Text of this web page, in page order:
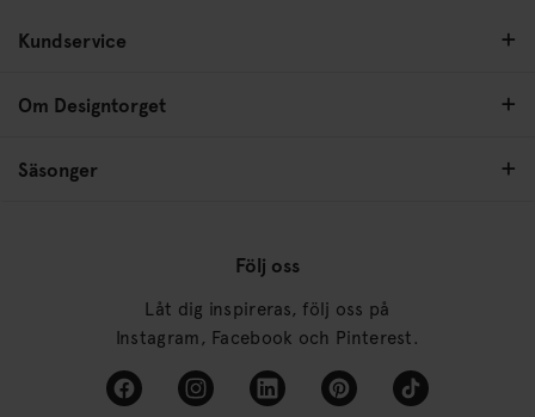
Kundservice
Om Designtorget
Säsonger
Följ oss
Låt dig inspireras, följ oss på
Instagram, Facebook och Pinterest.